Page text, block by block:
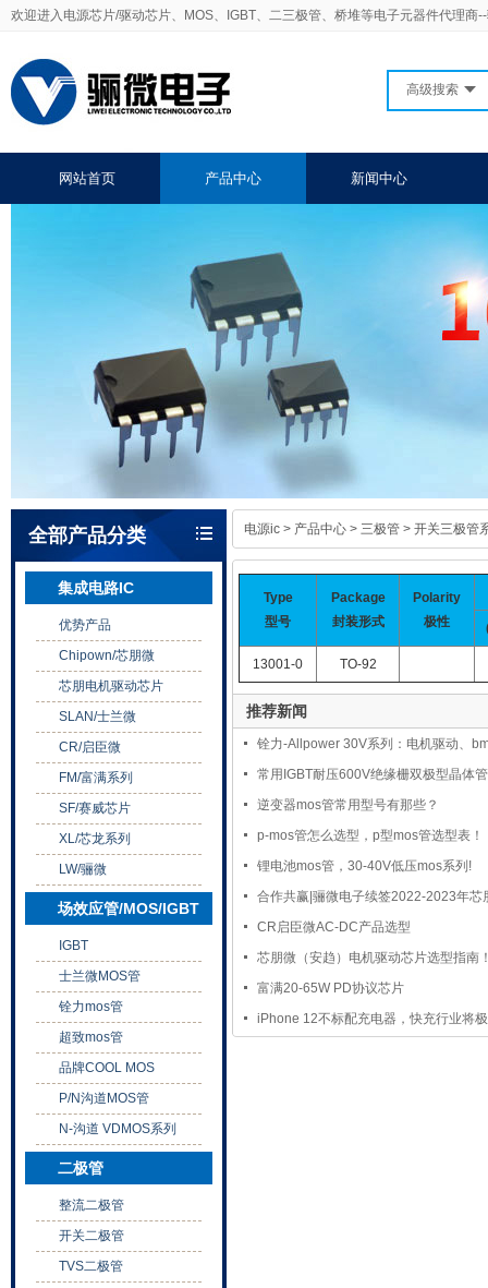
欢迎进入电源芯片/驱动芯片、MOS、IGBT、二三极管、桥堆等电子元器件代理商
高级搜索
网站首页 产品中心 新闻中心
全部产品分类
集成电路IC
优势产品
Chipown/芯朋微
芯朋电机驱动芯片
SLAN/士兰微
CR/启臣微
FM/富满系列
SF/赛威芯片
XL/芯龙系列
LW/骊微
场效应管/MOS/IGBT
IGBT
士兰微MOS管
铨力mos管
超致mos管
品牌COOL MOS
P/N沟道MOS管
N-沟道 VDMOS系列
二极管
整流二极管
开关二极管
TVS二极管
电源ic > 产品中心 > 三极管 > 开关三极管
Type
型号
Package
封装形式
Polarity
极性
13001-0 TO-92
推荐新闻
铨力-Allpower 30V系列：电机驱动、
常用IGBT耐压600V绝缘栅双极型晶体
逆变器mos管常用型号有那些？
p-mos管怎么选型，p型mos管选型表！
锂电池mos管，30-40V低压mos系列!
合作共赢|骊微电子续签2022-2023年芯
CR启臣微AC-DC产品选型
芯朋微（安趋）电机驱动芯片选型指南
富满20-65W PD协议芯片
iPhone 12不标配充电器，快充行业将